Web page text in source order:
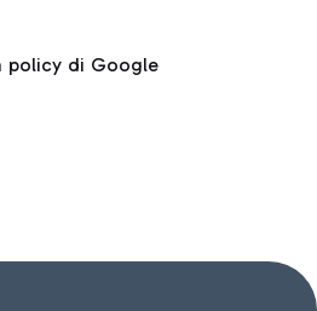
policy di Google